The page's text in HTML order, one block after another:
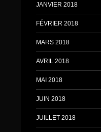
JANVIER 2018
FÉVRIER 2018
MARS 2018
AVRIL 2018
MAI 2018
JUIN 2018
JUILLET 2018